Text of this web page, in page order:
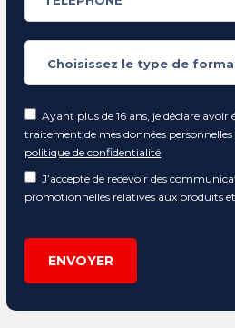
Ayant plus de 16 ans, je déclare avoir
traitement de mes données
politique de confidentialité
J’accepte de recevoir des
promotionnelles relatives aux produits
ENVOYER